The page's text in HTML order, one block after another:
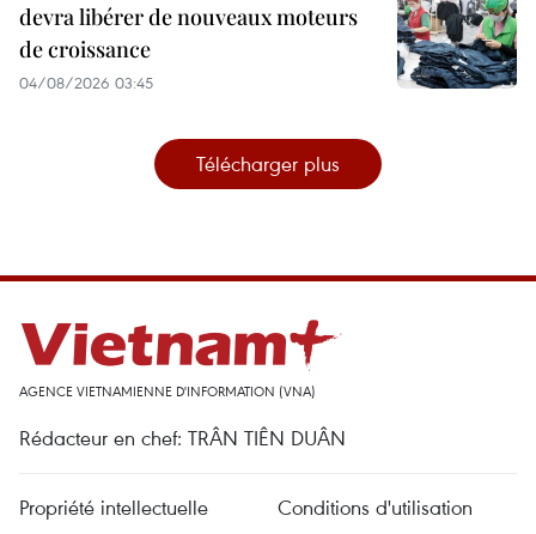
devra libérer de nouveaux moteurs
de croissance
04/08/2026 03:45
Télécharger plus
AGENCE VIETNAMIENNE D'INFORMATION (VNA)
Rédacteur en chef: TRÂN TIÊN DUÂN
Propriété intellectuelle
Conditions d'utilisation